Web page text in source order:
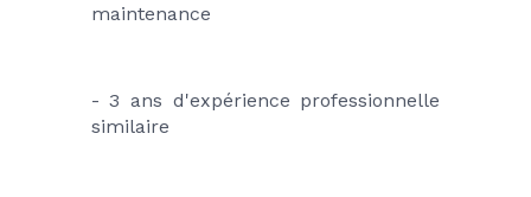
maintenance
- 3 ans d'expérience professionnelle
similaire